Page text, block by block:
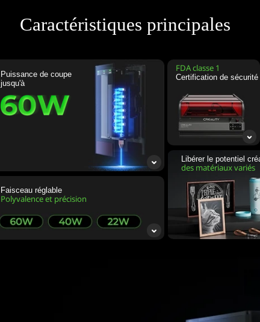
Caractéristiques principales
Puissance de coupe
jusqu'à
Faisceau réglable
Polyvalence et précision
FDA classe 1
Certification de sécurité
Libérer le potentiel
des matériaux variés